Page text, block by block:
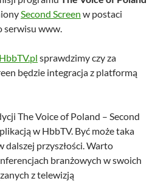
Second Screen w postaci
serwisu www.
HbbTV.pl sprawdzimy czy za
będzie integracja z platformą
The Voice of Poland – Second
w HbbTV. Być może taka
przyszłości. Warto
branżowych w swoich
z telewizją